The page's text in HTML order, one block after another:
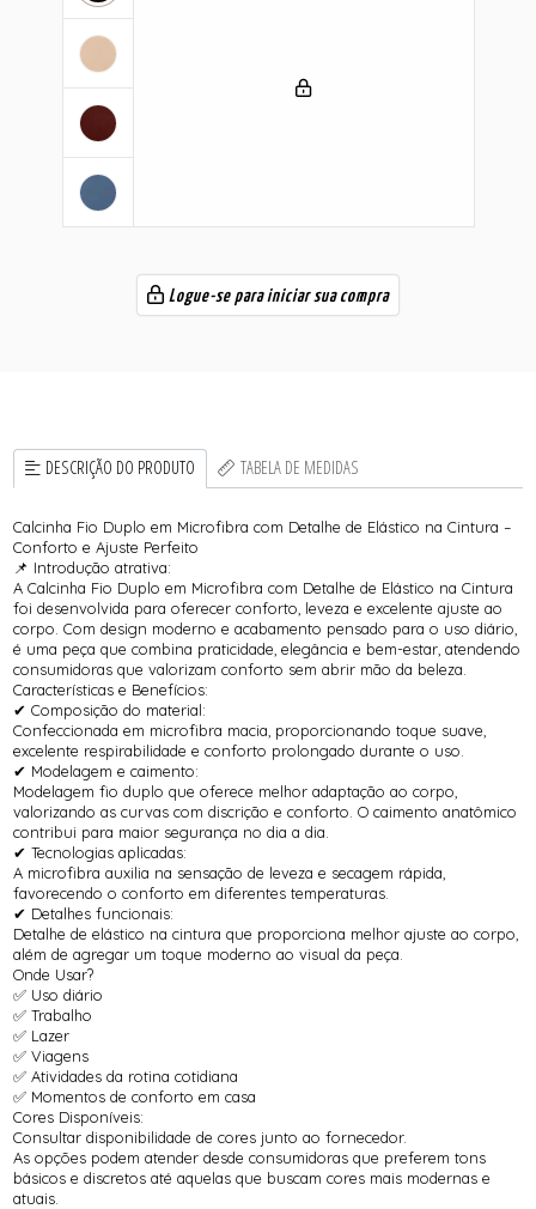
Logue-se para iniciar sua compra
DESCRIÇÃO DO PRODUTO TABELA DE MEDIDAS
Calcinha Fio Duplo em Microfibra com Detalhe de Elástico na Cintura –
Conforto e Ajuste Perfeito
📌 Introdução atrativa:
A Calcinha Fio Duplo em Microfibra com Detalhe de Elástico na Cintura
foi desenvolvida para oferecer conforto, leveza e excelente ajuste ao
corpo. Com design moderno e acabamento pensado para o uso diário,
é uma peça que combina praticidade, elegância e bem-estar, atendendo
consumidoras que valorizam conforto sem abrir mão da beleza.
Características e Benefícios:
✔ Composição do material:
Confeccionada em microfibra macia, proporcionando toque suave,
excelente respirabilidade e conforto prolongado durante o uso.
✔ Modelagem e caimento:
Modelagem fio duplo que oferece melhor adaptação ao corpo,
valorizando as curvas com discrição e conforto. O caimento anatômico
contribui para maior segurança no dia a dia.
✔ Tecnologias aplicadas:
A microfibra auxilia na sensação de leveza e secagem rápida,
favorecendo o conforto em diferentes temperaturas.
✔ Detalhes funcionais:
Detalhe de elástico na cintura que proporciona melhor ajuste ao corpo,
além de agregar um toque moderno ao visual da peça.
Onde Usar?
✅ Uso diário
✅ Trabalho
✅ Lazer
✅ Viagens
✅ Atividades da rotina cotidiana
✅ Momentos de conforto em casa
Cores Disponíveis:
Consultar disponibilidade de cores junto ao fornecedor.
As opções podem atender desde consumidoras que preferem tons
básicos e discretos até aquelas que buscam cores mais modernas e
atuais.